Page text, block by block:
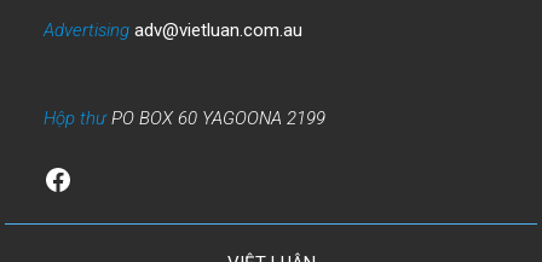
Advertising adv@vietluan.com.au
Hộp thưPO BOX 60 YAGOONA 2199
Facebook